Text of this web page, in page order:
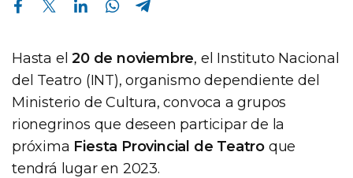
Hasta el20 de noviembre, el Instituto Nacional
del Teatro (INT), organismo dependiente del
Ministerio de Cultura, convoca a grupos
rionegrinos que deseen participar de la
próxima Fiesta Provincial de Teatro que
tendrá lugar en 2023.